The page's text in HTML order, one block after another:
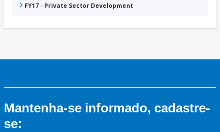
FY17 - Private Sector Development
Mantenha-se informado, cadastre-
se: